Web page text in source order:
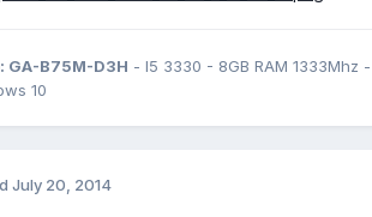
GA-B75M-D3H - I5 3330 - 8GB RAM 1333Mhz
10
July 20, 2014